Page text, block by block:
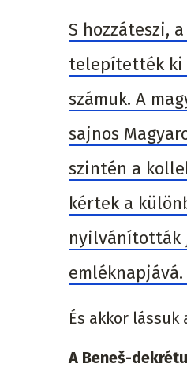
S hozzáteszi,
telepítették ki
számuk. A
sajnos
szintén a
kértek a
nyilvánították
És akkor lássuk
A Beneš-